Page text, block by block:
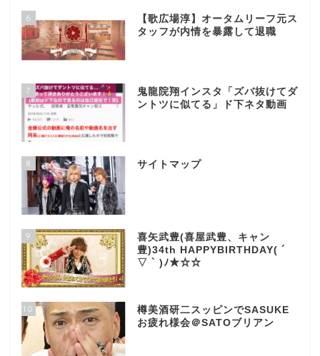
6
【歌広場淳】オータムリーフ元ス
タッフが内情を暴露して退職
7
鬼龍院翔インスタ「ズバ抜けてダ
ントツに似てる」ド下ネタ動画
8 サイトマップ
9
喜矢武豊(喜屋武豊、キャン
豊)34th HAPPYBIRTHDAY( ´
▽ ` )ﾉ★☆☆
10
樽美酒研二スッピンでSASUKE
お疲れ様会＠SATOブリアン